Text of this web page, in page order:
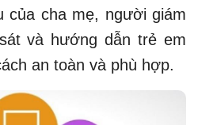
của cha mẹ, người giám
và hướng dẫn trẻ em
an toàn và phù hợp.